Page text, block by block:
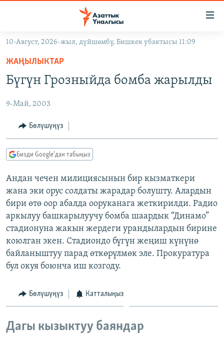
Навигацияга
өтүңүз
Издөөгө
салыңызКЫРГЫЗСТАН
САЯСАТ
ЭКОНОМИКА
ДҮЙНӨ
ДҮЙНӨ
БОРБОР АЗИЯ
УКРАИНА
АТАЙЫН ИЛИКТӨӨ
БҮГҮН АЗАТТЫКТА
ЭКСПЕРТТЕР ТАЛДАЙТ
БИЗ ЖАНА ДҮЙНӨ
ДАНИСТЕ
ЭЖЕ-СИҢДИЛЕР
АЗАТТЫК+
ЫҢГАЙСЫЗ СУРООЛОР
ПОДКАСТ
ӨЗГӨЧӨ ПИКИР
Русский
ОНЛАЙН ШЕРИНЕ
ЭЕ/АРнун бардык сайттары
10-Август, 2026-жыл, дүйшөмбү, Бишкек убактысы 11:09
ЖАҢЫЛЫКТАР
Бүгүн Грозныйда бомба жарылды
9-Май, 2003
Бөлүшүңүз
Бизди Google'дан табыңыз
Андан чечен милициясынын бир кызматкери
жана эки орус солдаты жарадар болушту. Алардын
бири өтө оор абалда ооруканага жеткирилди. Радио
аркылуу башкарылуучу бомба шаардык “Динамо”
стадионуна жакын жердеги урандылардын бирине
коюлган экен. Стадиондо бүгүн жеңиш күнүнө
байланыштуу парад өткөрүлмөк эле. Прокуратура
бул окуя боюнча иш козгоду.
Бөлүшүңүз Катталыңыз
Дагы кызыктуу баяндар